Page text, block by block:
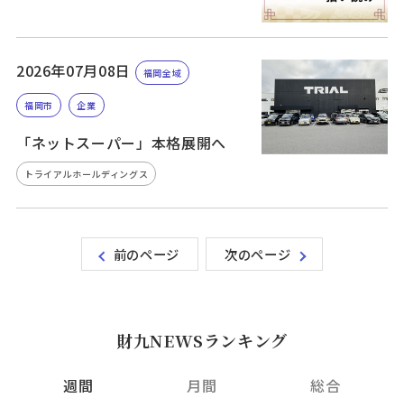
2026年07月08日 福岡全域
福岡市 企業
「ネットスーパー」本格展開へ
トライアルホールディングス
前のページ 次のページ
財九NEWSランキング
週間 月間 総合